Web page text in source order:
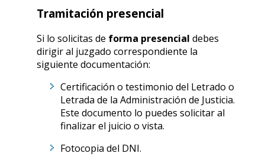
Tramitación presencial
Si lo solicitas de forma presencial debes
dirigir al juzgado correspondiente la
siguiente documentación:
Certificación o testimonio del Letrado o
Letrada de la Administración de Justicia.
Este documento lo puedes solicitar al
finalizar el juicio o vista.
Fotocopia del DNI.